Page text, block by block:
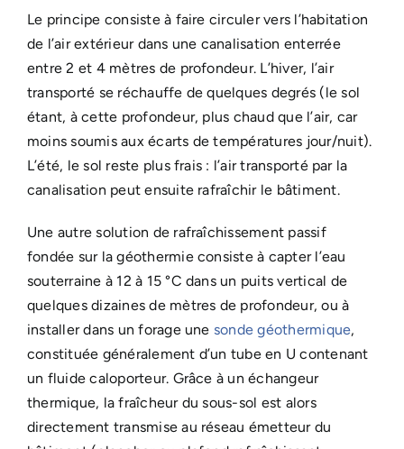
Le principe consiste à faire circuler vers l’habitation
de l’air extérieur dans une canalisation enterrée
entre 2 et 4 mètres de profondeur. L’hiver, l’air
transporté se réchauffe de quelques degrés (le sol
étant, à cette profondeur, plus chaud que l’air, car
moins soumis aux écarts de températures jour/nuit).
L’été, le sol reste plus frais : l’air transporté par la
canalisation peut ensuite rafraîchir le bâtiment.
Une autre solution de rafraîchissement passif
fondée sur la géothermie consiste à capter l’eau
souterraine à 12 à 15 °C dans un puits vertical de
quelques dizaines de mètres de profondeur, ou à
installer dans un forage une sonde géothermique,
constituée généralement d’un tube en U contenant
un fluide caloporteur. Grâce à un échangeur
thermique, la fraîcheur du sous-sol est alors
directement transmise au réseau émetteur du